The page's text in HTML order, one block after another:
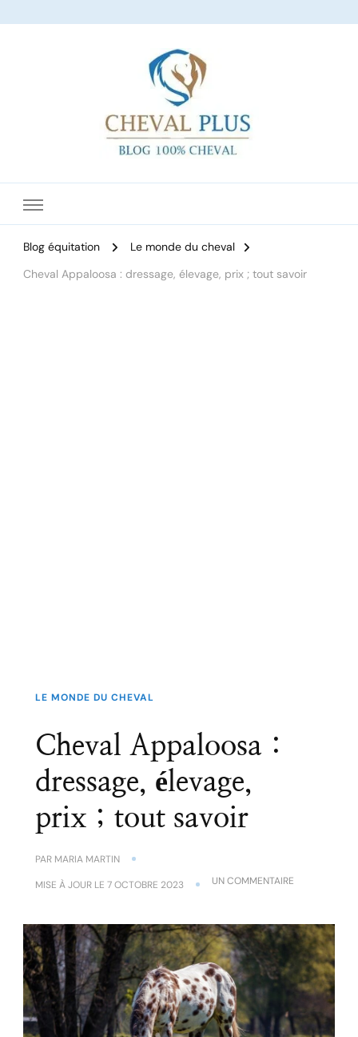
Blog équitation
Le monde du cheval
Cheval Appaloosa : dressage, élevage, prix ; tout savoir
LE MONDE DU CHEVAL
Cheval Appaloosa :
dressage, élevage,
prix ; tout savoir
PAR MARIA MARTIN
MISE À JOUR LE 7 OCTOBRE 2023 UN COMMENTAIRE
ÉLEVAGE,
PRIX ;
TOUT
SAVOIR